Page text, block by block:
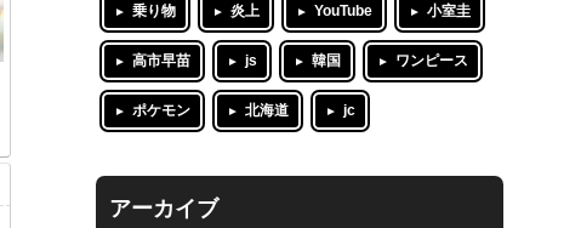
乗り物 炎上 YouTube 小室圭
高市早苗 js 韓国 ワンピース
ポケモン 北海道 jc
アーカイブ